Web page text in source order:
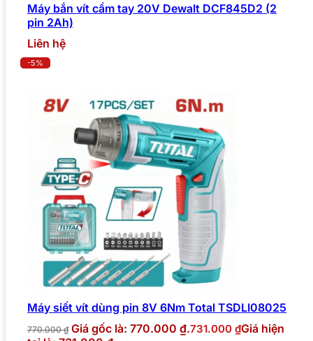
Máy bắn vít cầm tay 20V Dewalt DCF845D2 (2
pin 2Ah)
Liên hệ
-5%
Máy siết vít dùng pin 8V 6Nm Total TSDLI08025
770.000₫ Giá gốc là: 770.000 ₫.731.000 ₫Giá hiện